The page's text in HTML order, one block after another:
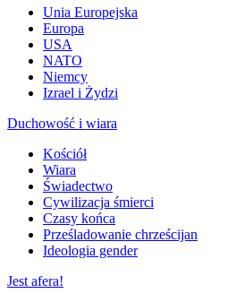
Unia Europejska
Europa
USA
NATO
Niemcy
Izrael i Żydzi
Duchowość i wiara
Kościół
Wiara
Świadectwo
Cywilizacja śmierci
Czasy końca
Prześladowanie chrześcijan
Ideologia gender
Jest afera!